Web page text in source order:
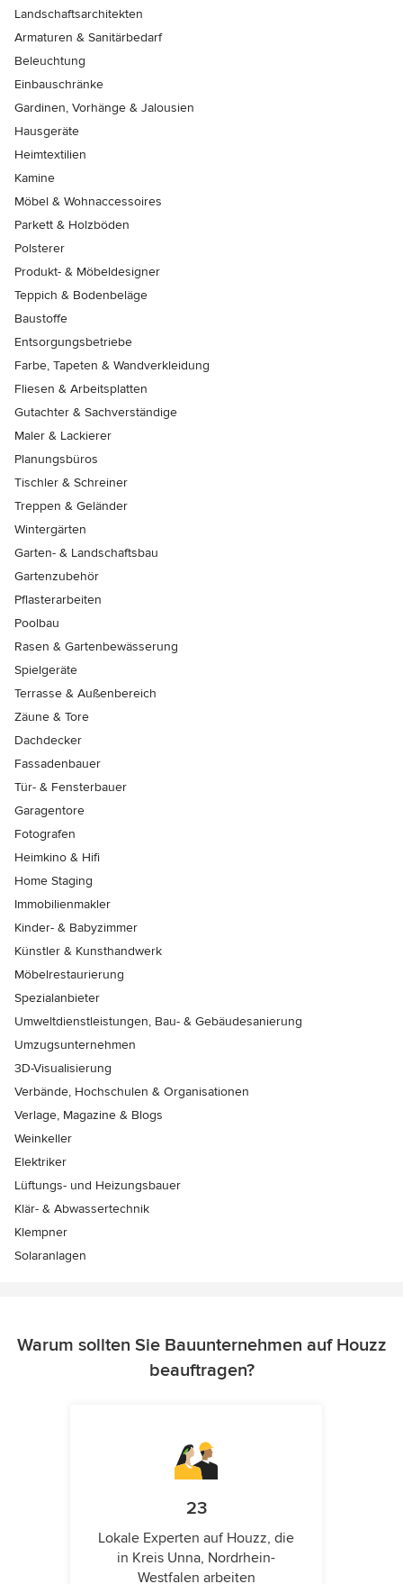
Landschaftsarchitekten
Armaturen & Sanitärbedarf
Beleuchtung
Einbauschränke
Gardinen, Vorhänge & Jalousien
Hausgeräte
Heimtextilien
Kamine
Möbel & Wohnaccessoires
Parkett & Holzböden
Polsterer
Produkt- & Möbeldesigner
Teppich & Bodenbeläge
Baustoffe
Entsorgungsbetriebe
Farbe, Tapeten & Wandverkleidung
Fliesen & Arbeitsplatten
Gutachter & Sachverständige
Maler & Lackierer
Planungsbüros
Tischler & Schreiner
Treppen & Geländer
Wintergärten
Garten- & Landschaftsbau
Gartenzubehör
Pflasterarbeiten
Poolbau
Rasen & Gartenbewässerung
Spielgeräte
Terrasse & Außenbereich
Zäune & Tore
Dachdecker
Fassadenbauer
Tür- & Fensterbauer
Garagentore
Fotografen
Heimkino & Hifi
Home Staging
Immobilienmakler
Kinder- & Babyzimmer
Künstler & Kunsthandwerk
Möbelrestaurierung
Spezialanbieter
Umweltdienstleistungen, Bau- & Gebäudesanierung
Umzugsunternehmen
3D-Visualisierung
Verbände, Hochschulen & Organisationen
Verlage, Magazine & Blogs
Weinkeller
Elektriker
Lüftungs- und Heizungsbauer
Klär- & Abwassertechnik
Klempner
Solaranlagen
Warum sollten Sie Bauunternehmen auf Houzz
beauftragen?
23
Lokale Experten auf Houzz, die
in Kreis Unna, Nordrhein-
Westfalen arbeiten